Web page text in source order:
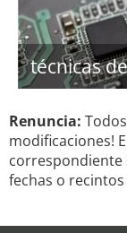
técnicas
Renuncia:
modificaciones!
correspondiente
fechas o